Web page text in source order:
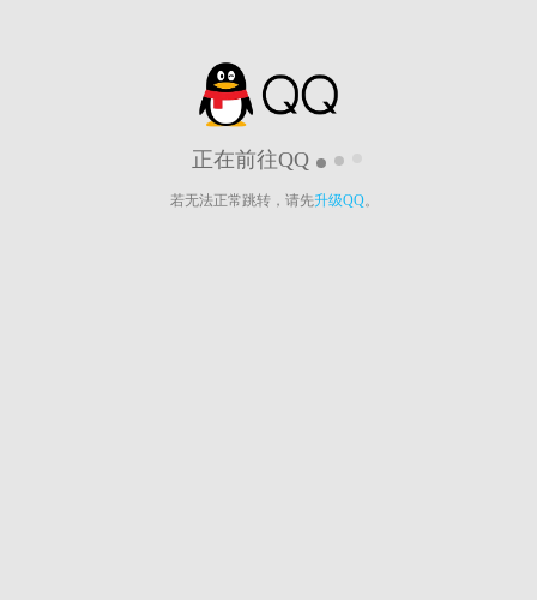
正在前往QQ
若无法正常跳转，请先升级QQ。